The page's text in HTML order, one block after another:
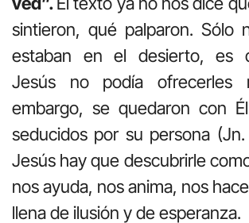
sintieron, qué palparon. Sólo
estaban en el desierto, es
Jesús no podía ofrecerles
embargo, se quedaron con
seducidos por su persona
Jesús hay que descubrirle
nos ayuda, nos anima, nos
llena de ilusión y de esperanza.